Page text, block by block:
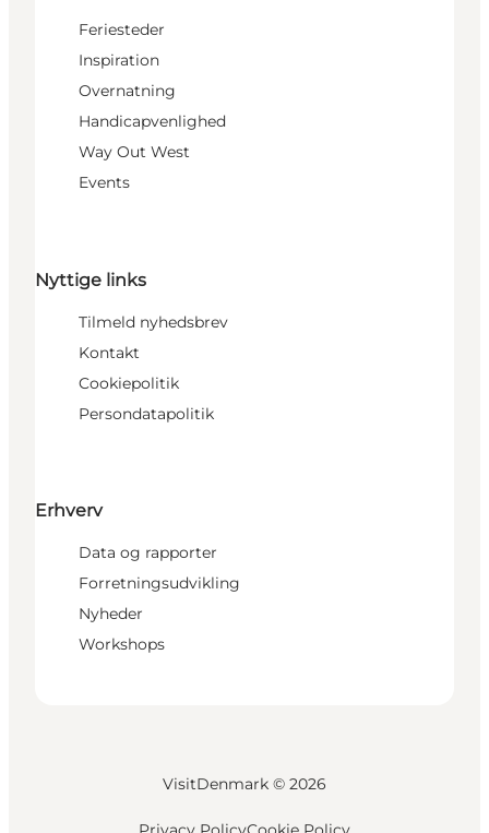
Feriesteder
Inspiration
Overnatning
Handicapvenlighed
Way Out West
Events
Nyttige links
Tilmeld nyhedsbrev
Kontakt
Cookiepolitik
Persondatapolitik
Erhverv
Data og rapporter
Forretningsudvikling
Nyheder
Workshops
VisitDenmark © 2026